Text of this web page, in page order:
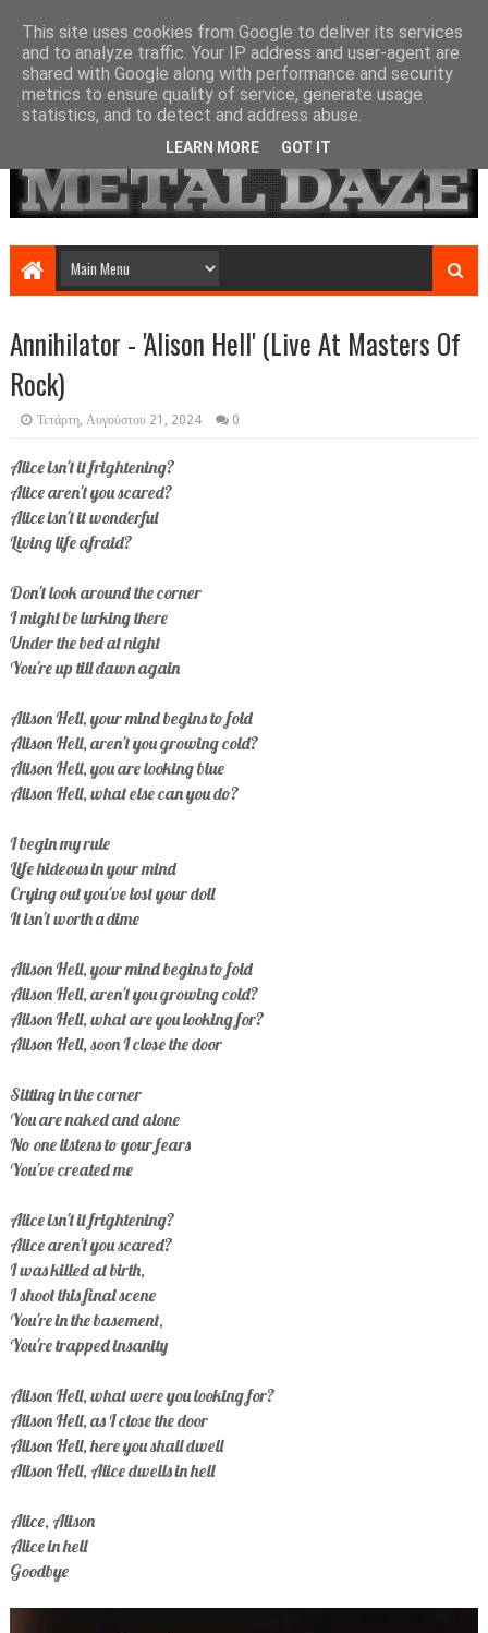
Annihilator - 'Alison Hell' (Live At Masters Of
Rock)
Τετάρτη, Αυγούστου 21, 2024 0
Alice isn't it frightening?
Alice aren't you scared?
Alice isn't it wonderful
Living life afraid?
Don't look around the corner
I might be lurking there
Under the bed at night
You're up till dawn again
Alison Hell, your mind begins to fold
Alison Hell, aren't you growing cold?
Alison Hell, you are looking blue
Alison Hell, what else can you do?
I begin my rule
Life hideous in your mind
Crying out you've lost your doll
It isn't worth a dime
Alison Hell, your mind begins to fold
Alison Hell, aren't you growing cold?
Alison Hell, what are you looking for?
Alison Hell, soon I close the door
Sitting in the corner
You are naked and alone
No one listens to your fears
You've created me
Alice isn't it frightening?
Alice aren't you scared?
I was killed at birth,
I shoot this final scene
You're in the basement,
You're trapped insanity
Alison Hell, what were you looking for?
Alison Hell, as I close the door
Alison Hell, here you shall dwell
Alison Hell, Alice dwells in hell
Alice, Alison
Alice in hell
Goodbye
This site uses cookies from Google to deliver its services
and to analyze traffic. Your IP address and user-agent are
shared with Google along with performance and security
metrics to ensure quality of service, generate usage
statistics, and to detect and address abuse.
LEARN MORE GOT IT